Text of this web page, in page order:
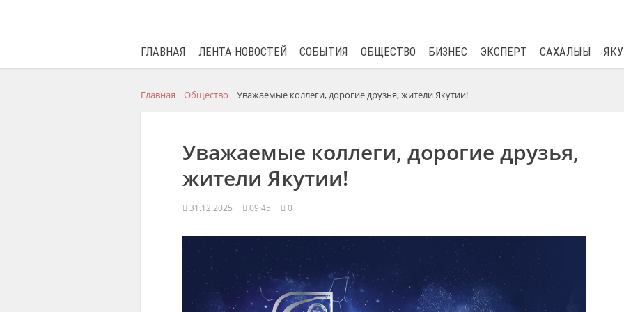
ГЛАВНАЯ ЛЕНТА НОВОСТЕЙ СОБЫТИЯ ОБЩЕСТВО БИЗНЕС ЭКСПЕРТ САХАЛЫЫ
Главная Общество Уважаемые коллеги, дорогие друзья, жители Якутии!
Уважаемые коллеги, дорогие друзья,
жители Якутии!
31.12.2025 09:45 0